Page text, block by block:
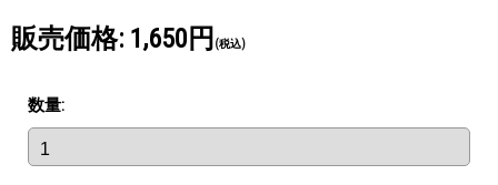
販売価格: 1,650円 (税込)
数量: